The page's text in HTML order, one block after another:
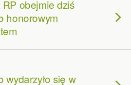
obejmie dziś
honorowym
wydarzyło się w